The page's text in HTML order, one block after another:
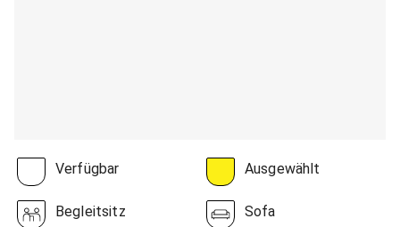
Verfügbar Ausgewählt
Begleitsitz Sofa